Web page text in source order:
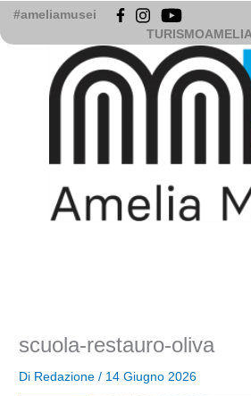
Vai
contenuto
#ameliamusei
scuola-restauro-oliva
Di Redazione/ 14 Giugno 2026